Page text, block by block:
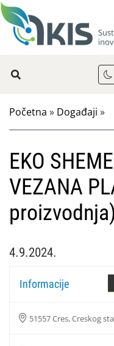
Početna » Događaji »
EKO
VEZANA
4.9.2024.
Informacije
51557 Cres, Creskog